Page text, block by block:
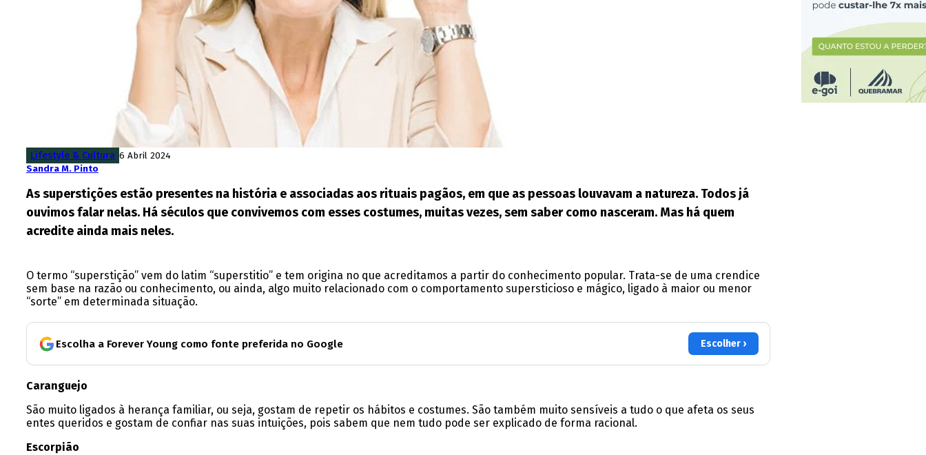
Lifestyle & Cultura 6 Abril 2024
Sandra M. Pinto
As superstições estão presentes na história e associadas aos rituais pagãos, em que as pessoas louvavam a natureza. Todos já
ouvimos falar nelas. Há séculos que convivemos com esses costumes, muitas vezes, sem saber como nasceram. Mas há quem
acredite ainda mais neles.
O termo “superstição” vem do latim “superstitio” e tem origina no que acreditamos a partir do conhecimento popular. Trata-se de uma crendice
sem base na razão ou conhecimento, ou ainda, algo muito relacionado com o comportamento supersticioso e mágico, ligado à maior ou menor
“sorte” em determinada situação.
Escolha a Forever Young como fonte preferida no Google Escolher ›
Caranguejo
São muito ligados à herança familiar, ou seja, gostam de repetir os hábitos e costumes. São também muito sensíveis a tudo o que afeta os seus
entes queridos e gostam de confiar nas suas intuições, pois sabem que nem tudo pode ser explicado de forma racional.
Escorpião